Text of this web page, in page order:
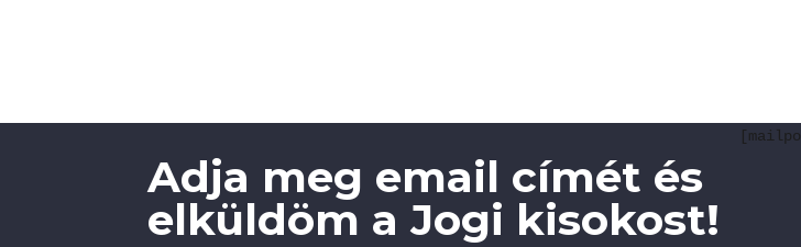
Adja meg email címét és
elküldöm a Jogi kisokost!